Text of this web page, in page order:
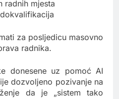
radnih mjesta
za posljedicu masovno
radnika.
donesene uz pomoć AI
dozvoljeno pozivanje na
da je „sistem tako